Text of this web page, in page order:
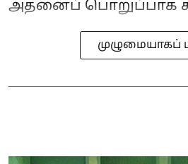
அதனைப் பொறுப்பாக
முழுமையாகப்